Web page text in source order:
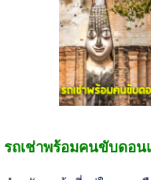
รถเช่าพร้อมคนขับดอน